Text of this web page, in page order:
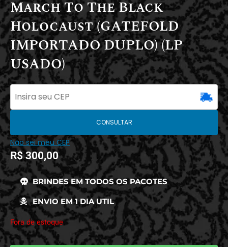
March To The Black
Holocaust (GATEFOLD
IMPORTADO DUPLO) (LP
USADO)
CONSULTAR
Não sei meu CEP
R$300,00
BRINDES EM TODOS OS PACOTES
ENVIO EM 1 DIA UTIL
Fora de estoque